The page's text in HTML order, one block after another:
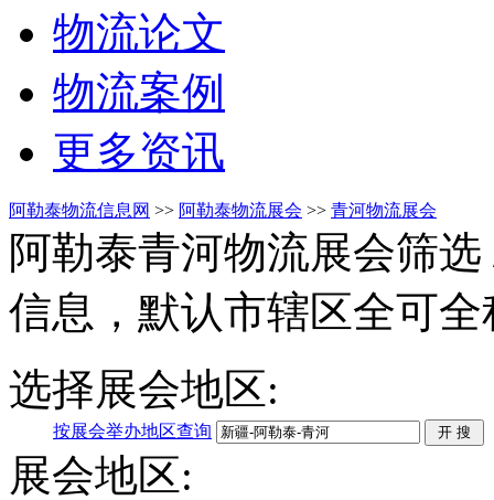
物流论文
物流案例
更多资讯
阿勒泰物流信息网 >> 阿勒泰物流展会 >> 青河物流展会
阿勒泰青河物流展会筛选
信息，默认市辖区全可
选择展会地区:
按展会举办地区查询
展会地区: